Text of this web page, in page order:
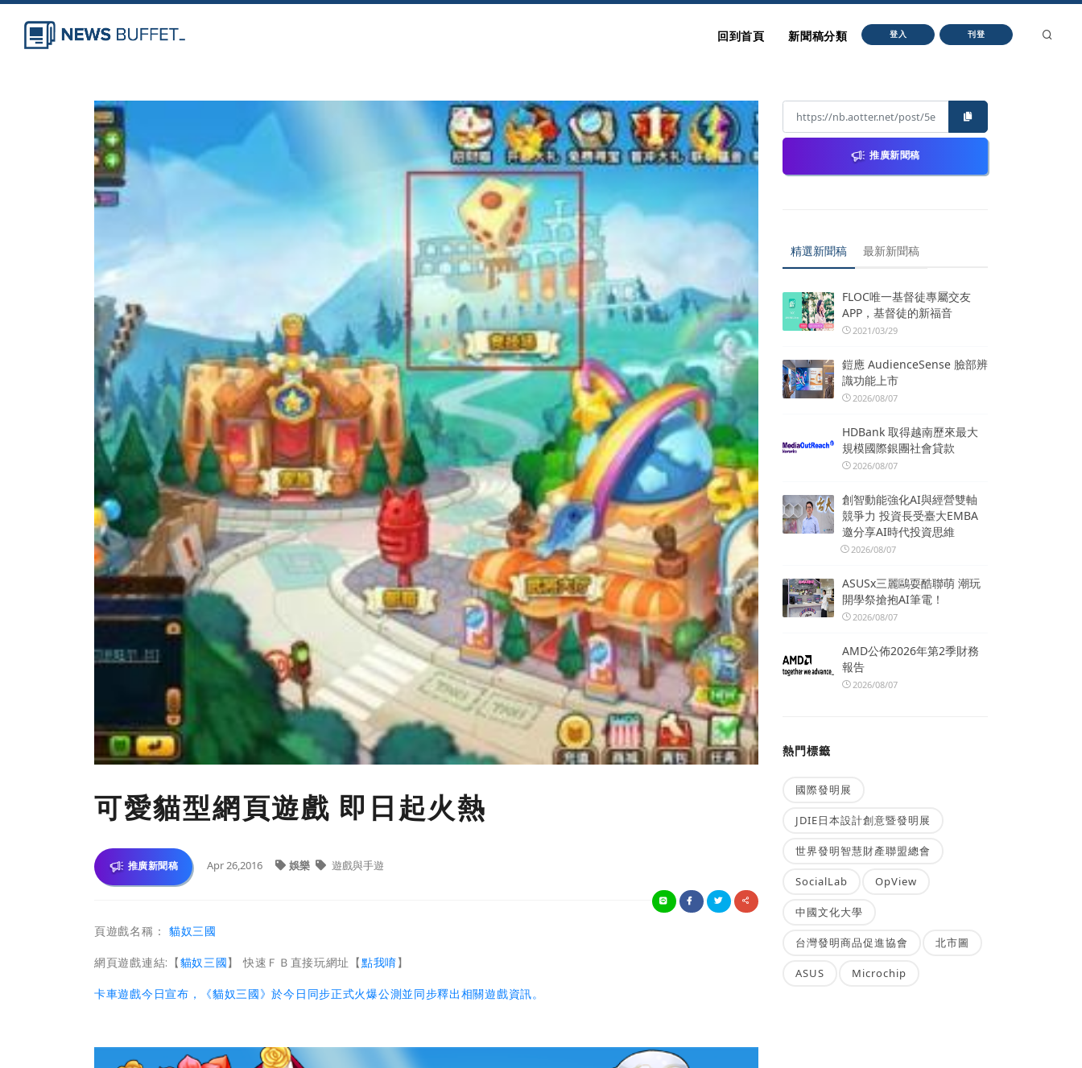
回到首頁 新聞稿分類 登入 刊登
可愛貓型網頁遊戲 即日起火熱
推廣新聞稿 Apr 26,2016 娛樂 遊戲與手遊
頁遊戲名稱： 貓奴三國
網頁遊戲連結:【貓奴三國】 快速ＦＢ直接玩網址【點我唷】
卡車遊戲今日宣布，《貓奴三國》於今日同步正式火爆公測並同步釋出相關遊戲資訊。
推廣新聞稿
精選新聞稿 最新新聞稿
FLOC唯一基督徒專屬交友
APP，基督徒的新福音
2021/03/29
鎧應 AudienceSense 臉部辨
識功能上市
2026/08/07
HDBank 取得越南歷來最大
規模國際銀團社會貸款
2026/08/07
創智動能強化AI與經營雙軸
競爭力 投資長受臺大EMBA
邀分享AI時代投資思維
2026/08/07
ASUSx三麗鷗耍酷聯萌 潮玩
開學祭搶抱AI筆電！
2026/08/07
AMD公佈2026年第2季財務
報告
2026/08/07
熱門標籤
國際發明展
JDIE日本設計創意暨發明展
世界發明智慧財產聯盟總會
SocialLab OpView
中國文化大學
台灣發明商品促進協會 北市圖
ASUS Microchip